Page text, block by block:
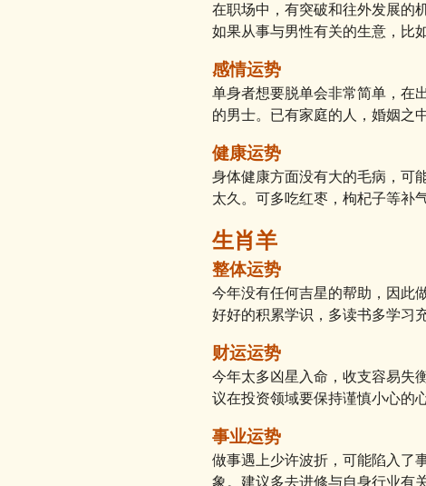
在职场中，有突破和往外发展的
如果从事与男性有关的生意，比
感情运势
单身者想要脱单会非常简单，在
的男士。已有家庭的人，婚姻之
健康运势
身体健康方面没有大的毛病，可
太久。可多吃红枣，枸杞子等补
生肖羊
整体运势
今年没有任何吉星的帮助，因此
好好的积累学识，多读书多学习
财运运势
今年太多凶星入命，收支容易失
议在投资领域要保持谨慎小心的
事业运势
做事遇上少许波折，可能陷入了
象。建议多去进修与自身行业有